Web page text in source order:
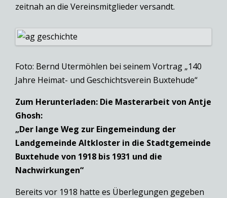
zeitnah an die Vereinsmitglieder versandt.
Foto: Bernd Utermöhlen bei seinem Vortrag „140
Jahre Heimat- und Geschichtsverein Buxtehude“
Zum Herunterladen: Die Masterarbeit von Antje
Ghosh:
„Der lange Weg zur Eingemeindung der
Landgemeinde Altkloster in die Stadtgemeinde
Buxtehude von 1918 bis 1931 und die
Nachwirkungen“
Bereits vor 1918 hatte es Überlegungen gegeben